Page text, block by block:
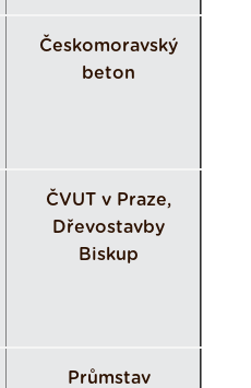
Českomoravský
beton
ČVUT v Praze,
Dřevostavby
Biskup
Průmstav